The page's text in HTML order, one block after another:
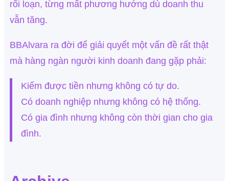
rối loạn, từng mất phương hướng dù doanh thu
vẫn tăng.
BBAlvara ra đời để giải quyết một vấn đề rất thật
mà hàng ngàn người kinh doanh đang gặp phải:
Kiếm được tiền nhưng không có tự do.
Có doanh nghiệp nhưng không có hệ thống.
Có gia đình nhưng không còn thời gian cho gia
đình.